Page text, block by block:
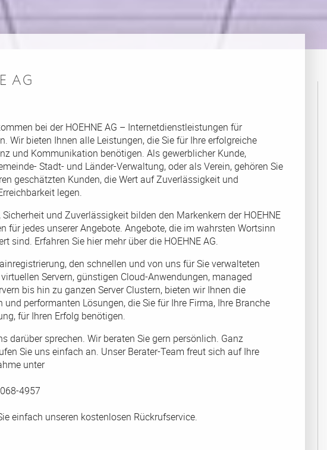
AG
bei der HOEHNE AG – Internetdienstleistungen für
Wir bieten Ihnen alle Leistungen, die Sie für Ihre erfolgreiche
und Kommunikation benötigen. Als gewerblicher Kunde,
Stadt- und Länder-Verwaltung, oder als Verein, gehören Sie
geschätzten Kunden, die Wert auf Zuverlässigkeit und
legen.
Sicherheit und Zuverlässigkeit bilden den Markenkern der HOEHNE
für jedes unserer Angebote. Angebote, die im wahrsten Wortsinn
sind. Erfahren Sie hier mehr über die HOEHNE AG.
den schnellen und von uns für Sie verwalteten
Servern, günstigen Cloud-Anwendungen, managed
bis hin zu ganzen Server Clustern, bieten wir Ihnen die
und performanten Lösungen, die Sie für Ihre Firma, Ihre Branche
für Ihren Erfolg benötigen.
darüber sprechen. Wir beraten Sie gern persönlich. Ganz
Sie uns einfach an. Unser Berater-Team freut sich auf Ihre
unter
4957
einfach unseren kostenlosen Rückrufservice.